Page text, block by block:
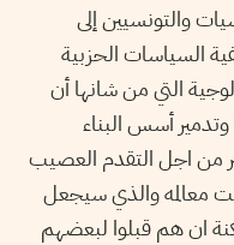
والتونسيين إلى
السياسات الحزبية
التي من شانها أن
وتدمير أسس البناء
من اجل التقدم العصيب
معالمه والذي سيجعل
ان هم قبلوا لبعضهم